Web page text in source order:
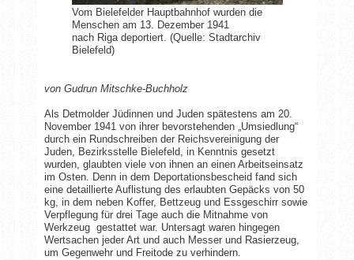
Vom Bielefelder Hauptbahnhof wurden die
Menschen am 13. Dezember 1941
nach Riga deportiert. (Quelle: Stadtarchiv
Bielefeld)
von Gudrun Mitschke-Buchholz
Als Detmolder Jüdinnen und Juden spätestens am 20.
November 1941 von ihrer bevorstehenden „Umsiedlung“
durch ein Rundschreiben der Reichsvereinigung der
Juden, Bezirksstelle Bielefeld, in Kenntnis gesetzt
wurden, glaubten viele von ihnen an einen Arbeitseinsatz
im Osten. Denn in dem Deportationsbescheid fand sich
eine detaillierte Auflistung des erlaubten Gepäcks von 50
kg, in dem neben Koffer, Bettzeug und Essgeschirr sowie
Verpflegung für drei Tage auch die Mitnahme von
Werkzeug gestattet war. Untersagt waren hingegen
Wertsachen jeder Art und auch Messer und Rasierzeug,
um Gegenwehr und Freitode zu verhindern.